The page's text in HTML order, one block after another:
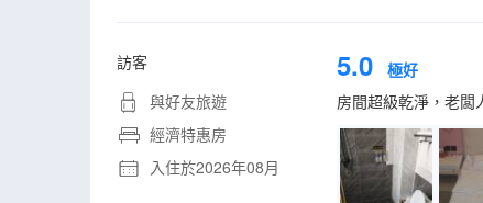
訪客
與好友旅遊
經濟特惠房
入住於2026年08月
5.0 極好
房間超級乾淨，老闆